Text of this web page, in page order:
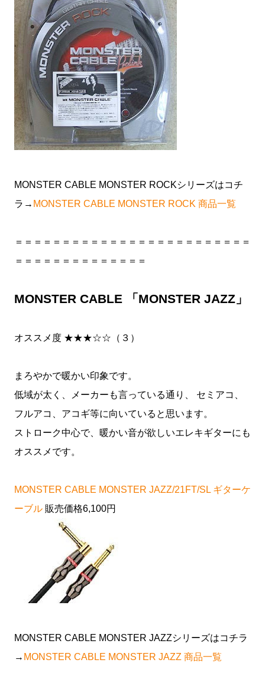
MONSTER CABLE MONSTER ROCKシリーズはコチ
ラ→ MONSTER CABLE MONSTER ROCK 商品一覧
＝＝＝＝＝＝＝＝＝＝＝＝＝＝＝＝＝＝＝＝＝＝＝＝＝
＝＝＝＝＝＝＝＝＝＝＝＝＝＝
MONSTER CABLE 「MONSTER JAZZ」
オススメ度 ★★★☆☆（３）
まろやかで暖かい印象です。
低域が太く、メーカーも言っている通り、 セミアコ、
フルアコ、アコギ等に向いていると思います。
ストローク中心で、暖かい音が欲しいエレキギターにも
オススメです。
MONSTER CABLE MONSTER JAZZ/21FT/SL ギターケ
ーブル 販売価格6,100円
MONSTER CABLE MONSTER JAZZシリーズはコチラ
→ MONSTER CABLE MONSTER JAZZ 商品一覧